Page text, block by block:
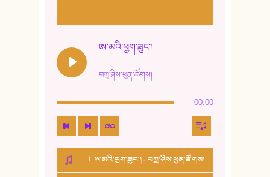
ཨ་མའི་ཕྱག་ཟུང་།
བཀྲ་ཤིས་ཕུན་ཚོགས།
00:00
1. ཨ་མའི་ཕྱག་ཟུང་། - བཀྲ་ཤིས་ཕུན་ཚོགས།